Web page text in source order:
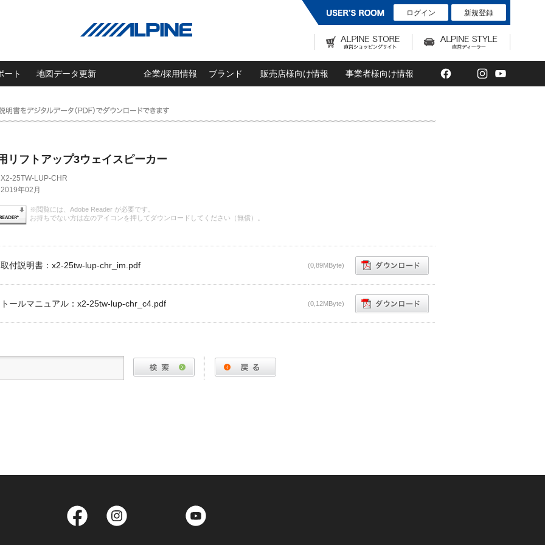
ログイン 新規登録
ート 地図データ更新 企業/採用情報 ブランド 販売店様向け情報 事業者様向け情報 Facebook
TwitterInstagram
リフトアップ3ウェイスピーカー
25TW-LUP-CHR
年02月
※閲覧には、Adobe Reader が必要です。
お持ちでない方は左のアイコンを押してダウンロードしてください（無償）。
取付説明書：x2-25tw-lup-chr_im.pdf (0,89MByte)
ールマニュアル：x2-25tw-lup-chr_c4.pdf (0,12MByte)
Facebook Twitter